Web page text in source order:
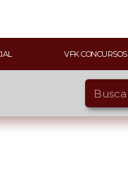
VFK CONCURSOS